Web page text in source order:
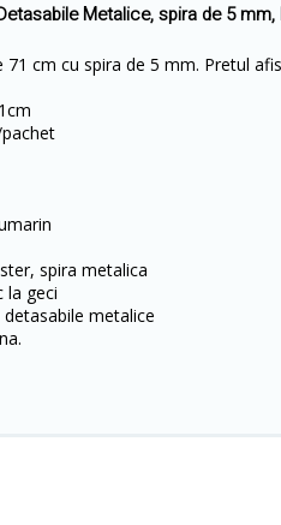
Metalice, spira de 5
71 cm cu spira de 5 mm. Pretul
spira metalica
la geci
metalice